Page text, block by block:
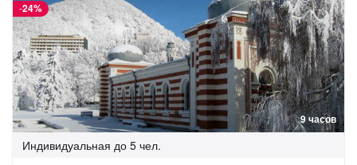
9 часов
-24%
Индивидуальная до 5 чел.